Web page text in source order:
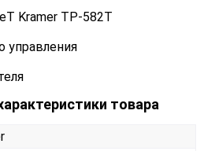
Kramer TP-582T
управления
товара